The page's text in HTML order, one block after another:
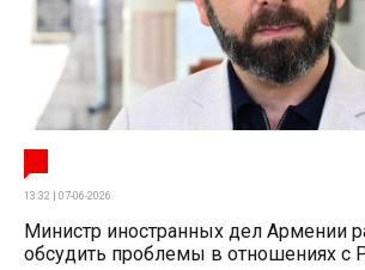
13:32 | 07-06-2026
Министр иностранных дел Армении
обсудить проблемы в отношениях с